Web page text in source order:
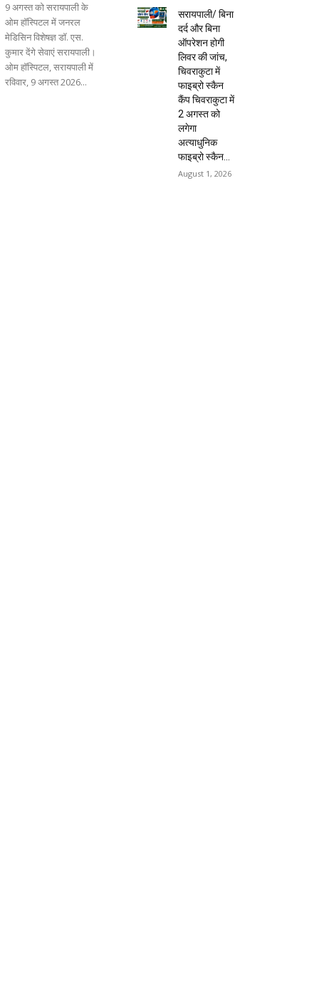
9 अगस्त को सरायपाली के
ओम हॉस्पिटल में जनरल
मेडिसिन विशेषज्ञ डॉ. एस.
कुमार देंगे सेवाएं सरायपाली।
ओम हॉस्पिटल, सरायपाली में
रविवार, 9 अगस्त 2026...
सरायपाली/ बिना
दर्द और बिना
ऑपरेशन होगी
लिवर की जांच,
चिवराकुटा में
फाइब्रो स्कैन
कैंप चिवराकुटा में
2 अगस्त को
लगेगा
अत्याधुनिक
फाइब्रो स्कैन...
August 1, 2026